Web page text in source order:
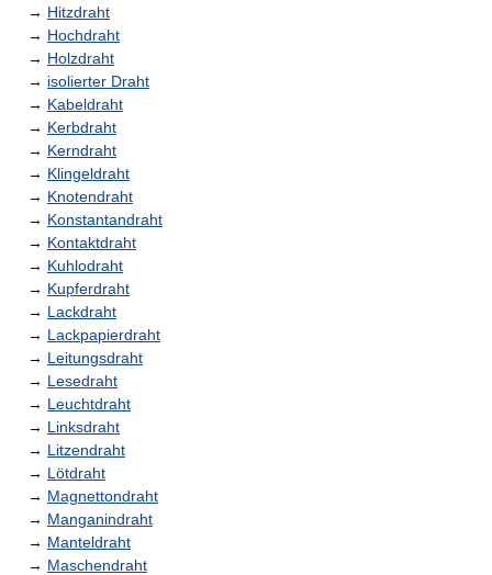
→ Hitzdraht
→ Hochdraht
→ Holzdraht
→ isolierter Draht
→ Kabeldraht
→ Kerbdraht
→ Kerndraht
→ Klingeldraht
→ Knotendraht
→ Konstantandraht
→ Kontaktdraht
→ Kuhlodraht
→ Kupferdraht
→ Lackdraht
→ Lackpapierdraht
→ Leitungsdraht
→ Lesedraht
→ Leuchtdraht
→ Linksdraht
→ Litzendraht
→ Lötdraht
→ Magnettondraht
→ Manganindraht
→ Manteldraht
→ Maschendraht